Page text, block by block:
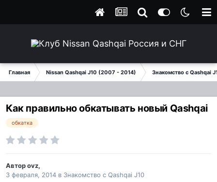
Главная Nissan Qashqai J10 (2007 - 2014) Знакомство с Qashqai
Как правильно обкатывать новый Qashqai
обкатка
Авторovz,
3 февраля, 2014 в Знакомство с Qashqai J10